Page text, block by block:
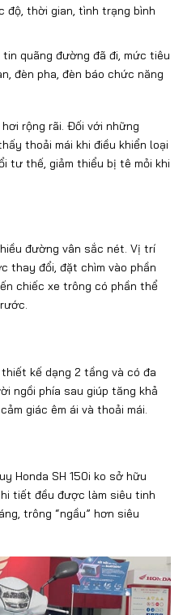
độ, thời gian, tình trạng bình
quãng đường đã đi, mức tiêu
đèn pha, đèn báo chức năng
rộng rãi. Đối với những
thoải mái khi điều khiển loại
tư thế, giảm thiểu bị tê mỏi khi
đường vân sắc nét. Vị trí
thay đổi, đặt chìm vào phần
chiếc xe trông có phần thể
kế dạng 2 tầng và có đa
ngồi phía sau giúp tăng khả
giác êm ái và thoải mái.
Honda SH 150i ko sở hữu
tiết đều được làm siêu tinh
trông “ngầu” hơn siêu